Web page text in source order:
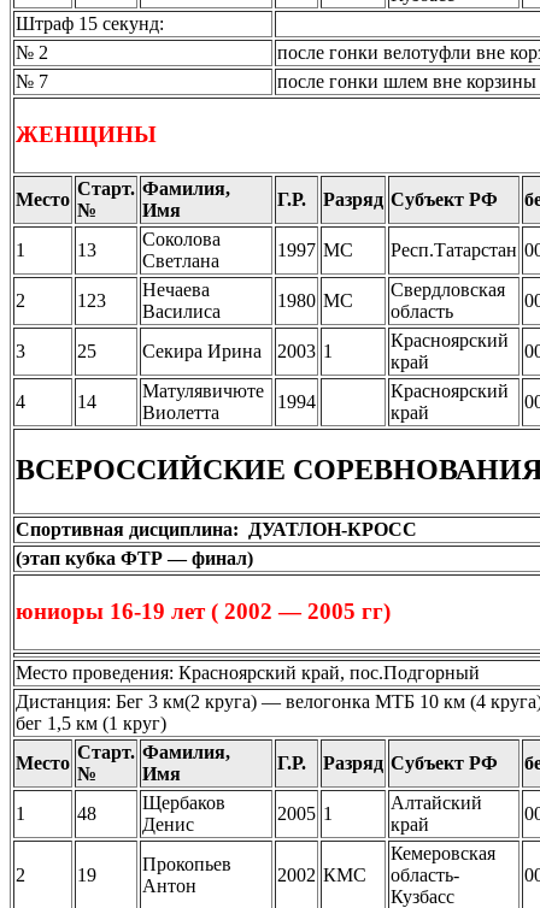
Штраф 15 секунд:
№ 2
после гонки велотуфли вне
№ 7
после гонки шлем вне корзины
ЖЕНЩИНЫ
Место
Старт.
№
Фамилия,
Имя
Г.Р. Разряд Субъект РФ
1 13
Соколова
Светлана
1997 МС Респ.Татарстан
2 123
Нечаева
Василиса
1980 МС
Свердловская
область
3 25 Секира Ирина 2003 1
Красноярский
край
4 14
Матулявичюте
Виолетта
1994
Красноярский
край
ВСЕРОССИЙСКИЕ
Спортивная дисциплина: ДУАТЛОН-КРОСС
(этап кубка ФТР — финал)
юниоры 16-19 лет ( 2002 — 2005 гг)
Место проведения: Красноярский край, пос.Подгорный
Дистанция: Бег 3 км(2 круга) — велогонка МТБ 10 км (4
бег 1,5 км (1 круг)
Место
Старт.
№
Фамилия,
Имя
Г.Р. Разряд Субъект РФ
1 48
Щербаков
Денис
2005 1
Алтайский
край
2 19
Прокопьев
Антон
2002 КМС
Кемеровская
область-
Кузбасс